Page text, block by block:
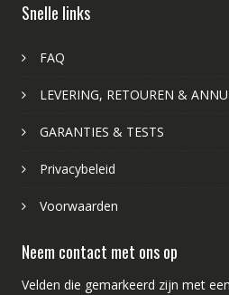
Snelle links
FAQ
LEVERING, RETOUREN &
GARANTIES & TESTS
Privacybeleid
Voorwaarden
Neem contact met ons op
Velden die gemarkeerd zijn met een